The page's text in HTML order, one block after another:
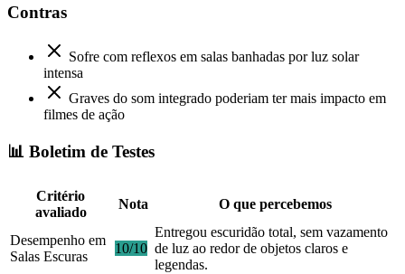
Contras
Sofre com reflexos em salas banhadas por luz solar
intensa
Graves do som integrado poderiam ter mais impacto em
filmes de ação
📊 Boletim de Testes
Critério
avaliado
Nota O que percebemos
Desempenho em
Salas Escuras
10/10
Entregou escuridão total, sem vazamento
de luz ao redor de objetos claros e
legendas.